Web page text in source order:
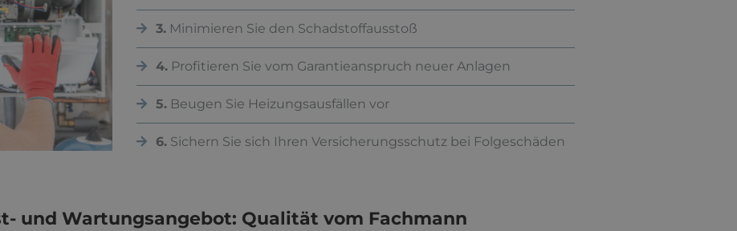
3.Minimieren Sie den Schadstoffausstoß
4.Profitieren Sie vom Garantieanspruch neuer Anlagen
5.Beugen Sie Heizungsausfällen vor
6.Sichern Sie sich Ihren Versicherungsschutz bei Folgeschäden
und Wartungsangebot: Qualität vom Fachmann